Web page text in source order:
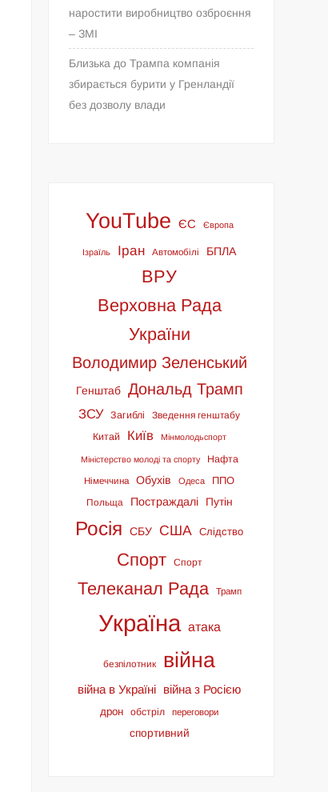
наростити виробництво озброєння
– ЗМІ
Близька до Трампа компанія
збирається бурити у Гренландії
без дозволу влади
YouTube ЄС Європа
Ізраїль Іран Автомобілі БПЛА
ВРУ
Верховна Рада
України
Володимир Зеленський
Генштаб Дональд Трамп
ЗСУ Загиблі
Зведення генштабу
Китай
Київ Мінмолодьспорт
Міністерство молоді та спорту Нафта
Німеччина Обухів Одеса ППО
Польща Постраждалі Путін
Росія СБУ США Слідство
Спорт Спорт
Телеканал Рада Трамп
Україна атака
безпілотник війна
війна в Україні війна з Росією
дрон обстріл переговори
спортивний